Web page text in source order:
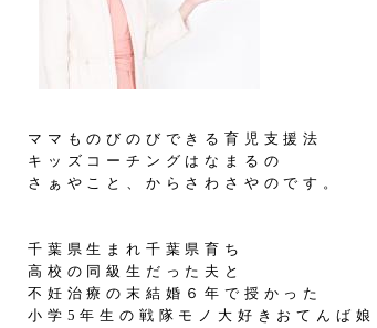
ママものびのびできる育児支援法
キッズコーチングはなまるの
さぁやこと、からさわさやのです。
千葉県生まれ千葉県育ち
高校の同級生だった夫と
不妊治療の末結婚６年で授かった
小学5年生の戦隊モノ大好きおてんば娘